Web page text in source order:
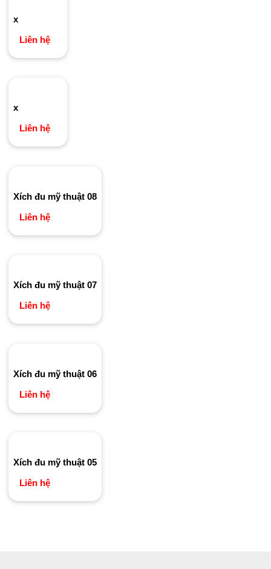
x
Liên hệ
x
Liên hệ
Xích đu mỹ thuật 08
Liên hệ
Xích đu mỹ thuật 07
Liên hệ
Xích đu mỹ thuật 06
Liên hệ
Xích đu mỹ thuật 05
Liên hệ